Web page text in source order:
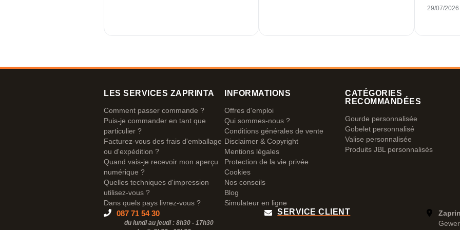
29/07/2026
LES SERVICES ZAPRINTA
Comment passer commande ?
Puis-je commander en tant que
particulier ?
Facturez-vous des frais d'emballage
ou d'expédition ?
Quand vais-je recevoir mon aperçu
numérique ?
Quelles techniques d'impression
utilisez-vous ?
Dans quels pays livrez-vous ?
INFORMATIONS
Offres d'emploi
Qui sommes-nous ?
Conditions générales de vente
Disclaimer & Copyright
Mentions légales
Protection de la vie privée
Cookies
Nos conseils
Blog
Simulateur en ligne
CATÉGORIES
RECOMMANDÉES
Gourde personnalisée
Gobelet personnalisé
Valise personnalisée
Produits JBL personnalisés
087 71 54 30
du lundi au jeudi : 8h30 - 17h30
SERVICE CLIENT